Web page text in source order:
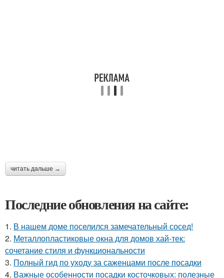
читать дальше →
Последние обновления на сайте:
1. В нашем доме поселился замечательный сосед!
2. Металлопластиковые окна для домов хай-тек:
сочетание стиля и функциональности
3. Полный гид по уходу за саженцами после посадки
4. Важные особенности посадки косточковых: полезные